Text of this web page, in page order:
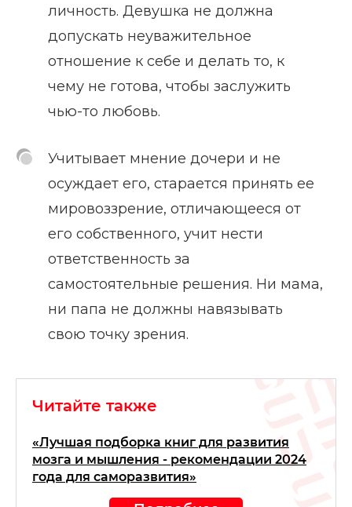
личность. Девушка не должна
допускать неуважительное
отношение к себе и делать то, к
чему не готова, чтобы заслужить
чью-то любовь.
Учитывает мнение дочери и не
осуждает его, старается принять ее
мировоззрение, отличающееся от
его собственного, учит нести
ответственность за
самостоятельные решения. Ни мама,
ни папа не должны навязывать
свою точку зрения.
Читайте также
«Лучшая подборка книг для развития
мозга и мышления - рекомендации 2024
года для саморазвития»